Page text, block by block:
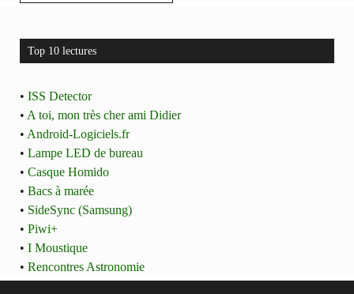
Top 10 lectures
• ISS Detector
• A toi, mon très cher ami Didier
• Android-Logiciels.fr
• Lampe LED de bureau
• Casque Homido
• Bacs à marée
• SideSync (Samsung)
• Piwi+
• I Moustique
• Rencontres Astronomie